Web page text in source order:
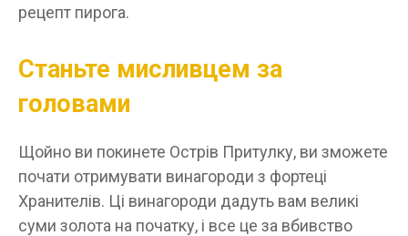
рецепт пирога.
Станьте мисливцем за
головами
Щойно ви покинете Острів Притулку, ви зможете
почати отримувати винагороди з фортеці
Хранителів. Ці винагороди дадуть вам великі
суми золота на початку, і все це за вбивство